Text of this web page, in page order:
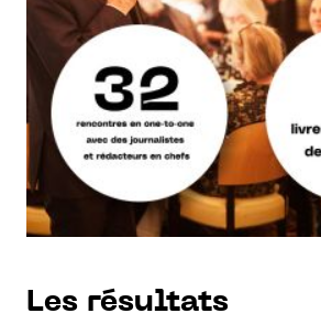
Les résultats